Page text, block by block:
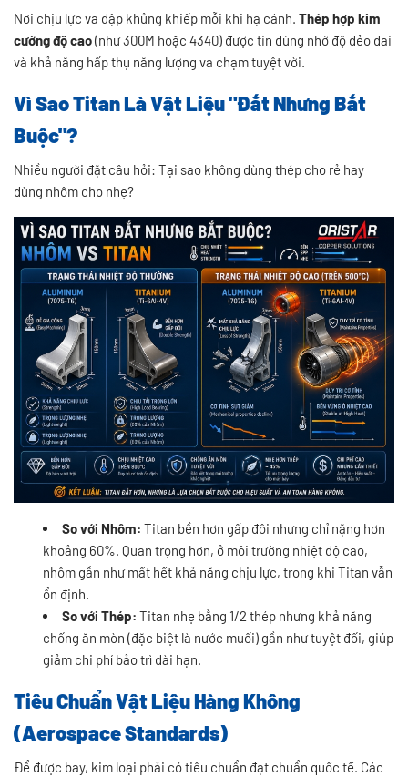
Nơi chịu lực va đập khủng khiếp mỗi khi hạ cánh. Thép hợp kim
cường độ cao(như 300M hoặc 4340) được tin dùng nhờ độ dẻo dai
và khả năng hấp thụ năng lượng va chạm tuyệt vời.
Vì Sao Titan Là Vật Liệu "Đắt Nhưng Bắt
Buộc"?
Nhiều người đặt câu hỏi: Tại sao không dùng thép cho rẻ hay
dùng nhôm cho nhẹ?
So với Nhôm: Titan bền hơn gấp đôi nhưng chỉ nặng hơn
khoảng 60%. Quan trọng hơn, ở môi trường nhiệt độ cao,
nhôm gần như mất hết khả năng chịu lực, trong khi Titan vẫn
ổn định.
So với Thép: Titan nhẹ bằng 1/2 thép nhưng khả năng
chống ăn mòn (đặc biệt là nước muối) gần như tuyệt đối, giúp
giảm chi phí bảo trì dài hạn.
Tiêu Chuẩn Vật Liệu Hàng Không
(Aerospace Standards)
Để được bay, kim loại phải có tiêu chuẩn đạt chuẩn quốc tế. Các